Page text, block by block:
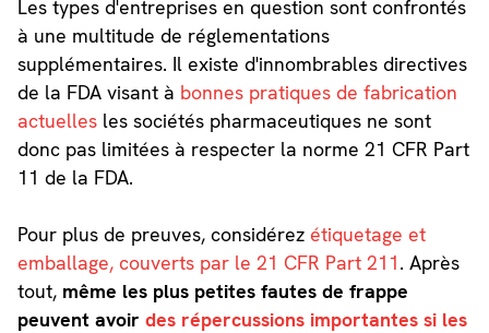
Les types d'entreprises en question sont confrontés
à une multitude de réglementations
supplémentaires. Il existe d'innombrables directives
de la FDA visant à bonnes pratiques de fabrication
actuellesles sociétés pharmaceutiques ne sont
donc pas limitées à respecter la norme 21 CFR Part
11 de la FDA.
Pour plus de preuves, considérez étiquetage et
emballage, couverts par le 21 CFR Part 211. Après
tout, même les plus petites fautes de frappe
peuvent avoir des répercussions importantes si les